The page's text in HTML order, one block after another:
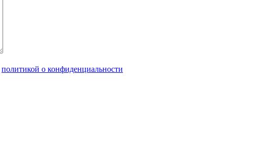
политикой о конфиденциальности